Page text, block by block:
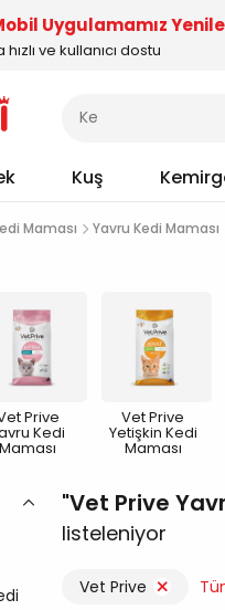
Uygulamamız
ve kullanıcı dostu
Kuş
Maması Yavru Kedi Maması
Prive
Kedi
Maması
Vet Prive
Yetişkin Kedi
Maması
Vet Prive
listeleniyor
Vet Prive